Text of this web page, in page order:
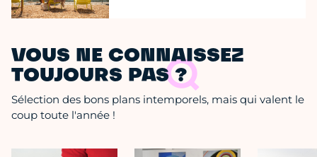
VOUS NE CONNAISSEZ
TOUJOURS PAS ?
Sélection des bons plans intemporels, mais qui valent le
coup toute l'année !